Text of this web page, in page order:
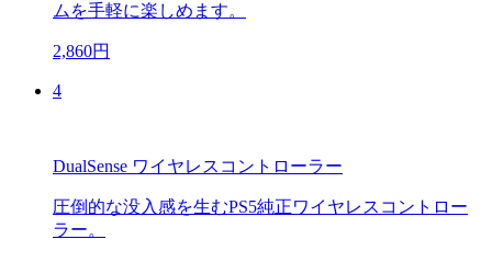
ムを手軽に楽しめます。
2,860円
4
DualSense ワイヤレスコントローラー
圧倒的な没入感を生むPS5純正ワイヤレスコントロー
ラー。